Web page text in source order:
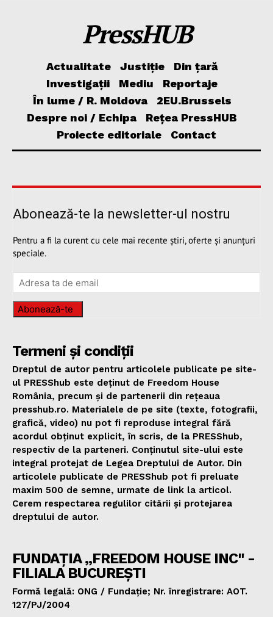
PressHUB
Actualitate Justiție
Din țară
Investigații
Mediu
Reportaje
În lume / R. Moldova
2EU.Brussels
Despre noi / Echipa
Rețea PressHUB
Proiecte editoriale
Contact
Abonează-te la newsletter-ul nostru
Pentru a fi la curent cu cele mai recente știri, oferte și anunțuri
speciale.
Abonează-te
Termeni și condiții
Dreptul de autor pentru articolele publicate pe site-
ul PRESShub este deținut de Freedom House
România, precum și de partenerii din rețeaua
presshub.ro. Materialele de pe site (texte, fotografii,
grafică, video) nu pot fi reproduse integral fără
acordul obținut explicit, în scris, de la PRESShub,
respectiv de la parteneri. Conținutul site-ului este
integral protejat de Legea Dreptului de Autor. Din
articolele publicate de PRESShub pot fi preluate
maxim 500 de semne, urmate de link la articol.
Cerem respectarea regulilor citării și protejarea
dreptului de autor.
FUNDAȚIA „FREEDOM HOUSE INC" -
FILIALA BUCUREȘTI
Formă legală: ONG / Fundație; Nr. înregistrare: AOT.
127/PJ/2004